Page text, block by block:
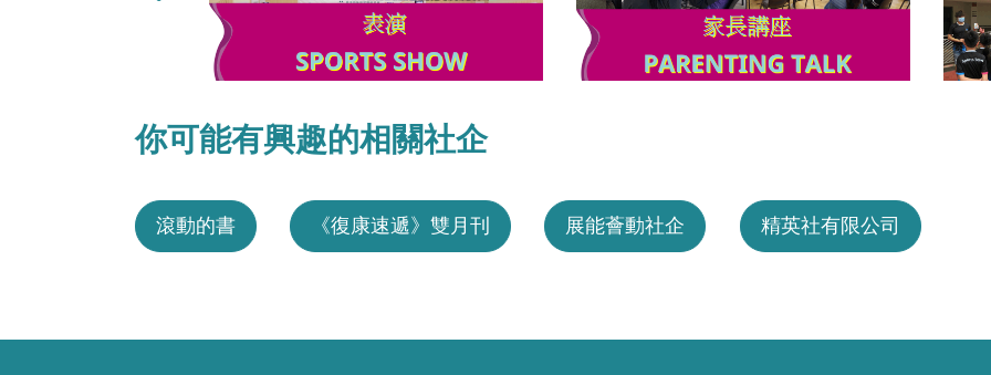
你可能有興趣的相關社企
滾動的書 《復康速遞》雙月刊 展能薈動社企 精英社有限公司